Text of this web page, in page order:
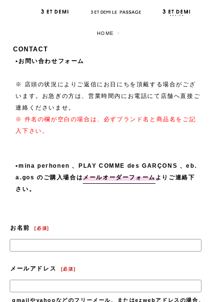
HOME >
CONTACT
▪️お問い合わせフォーム
※ 店頭の状況によりご返信にお日にちを頂戴する場合がござ
います。お急ぎの方は、営業時間内にお電話にて店舗へ直接ご
連絡くださいませ。
※ 件名の欄が空白の場合は、必ずブランド名と商品名をご記
入下さい。
▪️mina perhonen 、PLAY COMME des GARÇONS 、eb.
a.gos のご購入場合はメールオーダーフォームよりご連絡下
さい。
お名前 [必須]
メールアドレス [必須 ]
gmailやyahooなどのフリーメール、またはezwebアドレスの場合、